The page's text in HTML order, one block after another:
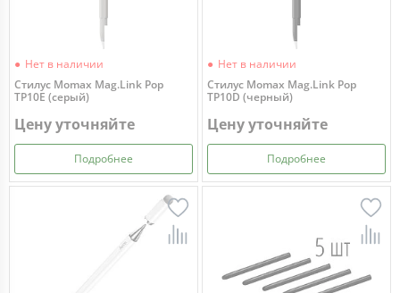
Нет в наличии
Стилус Momax Mag.Link Pop
TP10E (серый)
Цену уточняйте
Подробнее
Нет в наличии
Стилус Momax Mag.Link Pop
TP10D (черный)
Цену уточняйте
Подробнее